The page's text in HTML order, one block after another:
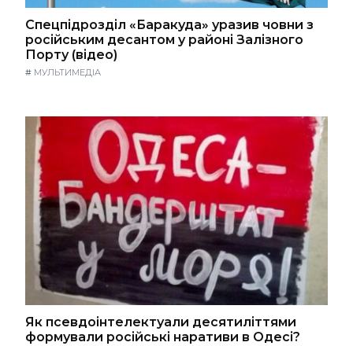
Спецпідрозділ «Баракуда» уразив човни з
російським десантом у районі Залізного
Порту (відео)
# МУЛЬТИМЕДІА
Як псевдоінтелектуали десятиліттями
формували російські наративи в Одесі?